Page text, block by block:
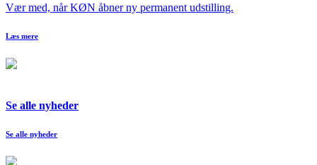
Vær med, når KØN åbner ny permanent udstilling.
Læs mere
Se alle nyheder
Se alle nyheder